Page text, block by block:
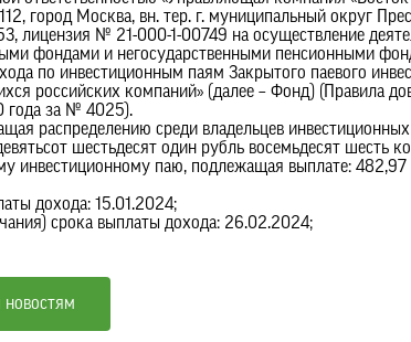
город Москва, вн. тер. г. муниципальный округ
лицензия № 21-000-1-00749 на осуществление
фондами и негосударственными пенсионными
по инвестиционным паям Закрытого паевого
российских компаний» (далее – Фонд) (Правила
года за № 4025).
распределению среди владельцев
шестьдесят один рубль восемьдесят шесть
инвестиционному паю, подлежащая выплате: 482,97
дохода: 15.01.2024;
срока выплаты дохода: 26.02.2024;
новостям